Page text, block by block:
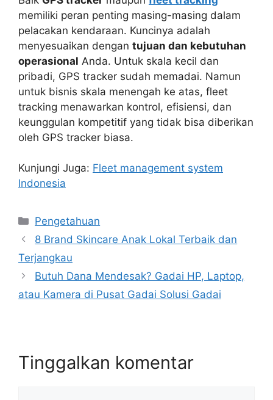
memiliki peran penting masing-masing dalam
pelacakan kendaraan. Kuncinya adalah
menyesuaikan dengan tujuan dan kebutuhan
operasional Anda. Untuk skala kecil dan
pribadi, GPS tracker sudah memadai. Namun
untuk bisnis skala menengah ke atas, fleet
tracking menawarkan kontrol, efisiensi, dan
keunggulan kompetitif yang tidak bisa diberikan
oleh GPS tracker biasa.
Kunjungi Juga: Fleet management system
Indonesia
Kategori
Pengetahuan
8 Brand Skincare Anak Lokal Terbaik dan
Terjangkau
Butuh Dana Mendesak? Gadai HP, Laptop,
atau Kamera di Pusat Gadai Solusi Gadai
Tinggalkan komentar